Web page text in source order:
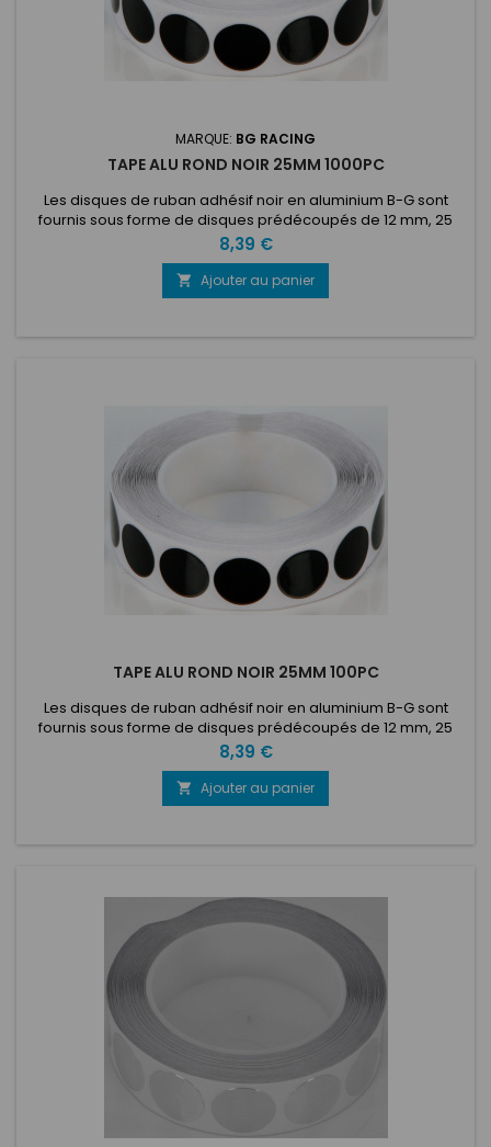
MARQUE: BG RACING
TAPE ALU ROND NOIR 25MM 1000PC
Les disques de ruban adhésif noir en aluminium B-G sont
fournis sous forme de disques prédécoupés de 12 mm, 25
mm ou 45 mm de diamètre sur un rouleau de 100 ou 1000.
Dotés d'un support autocollant en feuille d'aluminium
résistant, ces disques de ruban noir peuvent être simplement
décollés du rouleau et appliqués directement sur n'importe
Prix
8,39 €
 Ajouter au panier
TAPE ALU ROND NOIR 25MM 100PC
Les disques de ruban adhésif noir en aluminium B-G sont
fournis sous forme de disques prédécoupés de 12 mm, 25
mm ou 45 mm de diamètre sur un rouleau de 100 ou 1000.
Dotés d'un support autocollant en feuille d'aluminium
résistant, ces disques de ruban noir peuvent être simplement
décollés du rouleau et appliqués directement sur n'importe
Prix
8,39 €
 Ajouter au panier